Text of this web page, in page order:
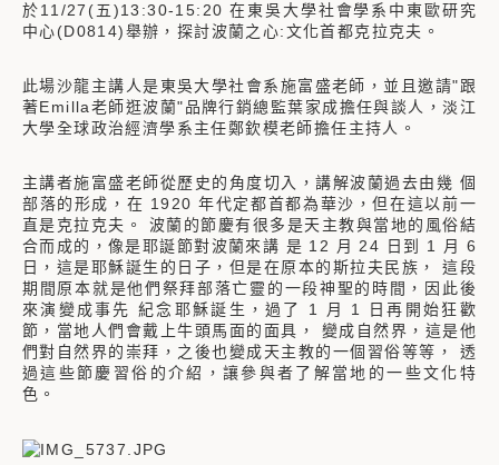
於11/27(五)13:30-15:20 在東吳大學社會學系中東歐研究
中心(D0814)舉辦，探討波蘭之心:文化首都克拉克夫。
此場沙龍主講人是東吳大學社會系施富盛老師，並且邀請"跟
著Emilla老師逛波蘭"品牌行銷總監葉家成擔任與談人，淡江
大學全球政治經濟學系主任鄭欽模老師擔任主持人。
主講者施富盛老師從歷史的角度切入，講解波蘭過去由幾 個
部落的形成，在 1920 年代定都首都為華沙，但在這以前一
直是克拉克夫。 波蘭的節慶有很多是天主教與當地的風俗結
合而成的，像是耶誕節對波蘭來講 是 12 月 24 日到 1 月 6
日，這是耶穌誕生的日子，但是在原本的斯拉夫民族， 這段
期間原本就是他們祭拜部落亡靈的一段神聖的時間，因此後
來演變成事先 紀念耶穌誕生，過了 1 月 1 日再開始狂歡
節，當地人們會戴上牛頭馬面的面具， 變成自然界，這是他
們對自然界的崇拜，之後也變成天主教的一個習俗等等， 透
過這些節慶習俗的介紹，讓參與者了解當地的一些文化特
色。